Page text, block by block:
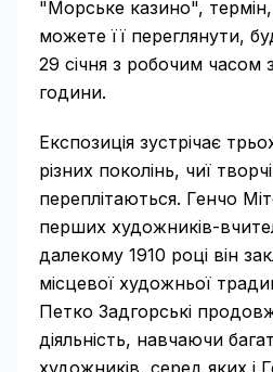
"Морське казино",
можете її переглянути,
29 січня з робочим часом
години.
Експозиція зустрічає
різних поколінь, чиї
переплітаються. Генчо
перших художників-
далекому 1910 році він
місцевої художньої
Петко Задгорські
діяльність, навчаючи
художників, серед яких і